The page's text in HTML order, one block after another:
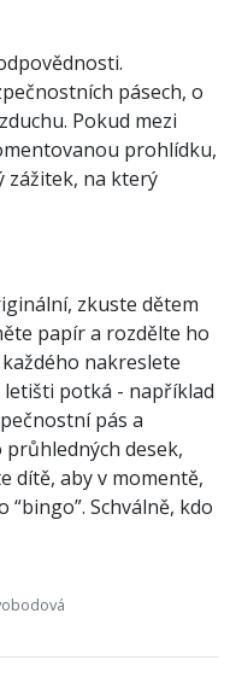
pásech, o
Pokud mezi
prohlídku,
zážitek, na který
zkuste dětem
papír a rozdělte ho
nakreslete
letišti potká - například
pás a
desek,
dítě, aby v momentě,
Schválně, kdo